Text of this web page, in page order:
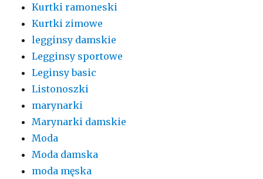
Kurtki ramoneski
Kurtki zimowe
legginsy damskie
Legginsy sportowe
Leginsy basic
Listonoszki
marynarki
Marynarki damskie
Moda
Moda damska
moda męska